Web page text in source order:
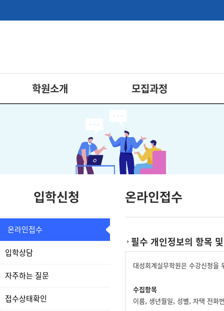
학원소개 모집과정
입학신청
온라인접수
입학상담
자주하는 질문
접수상태확인
온라인접수
필수 개인정보의 항목
대성회계실무학원은 수강신청을
수집항목
이름, 생년월일, 성별, 자택 전화